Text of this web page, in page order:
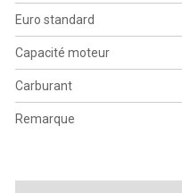
Euro standard
Capacité moteur
Carburant
Remarque